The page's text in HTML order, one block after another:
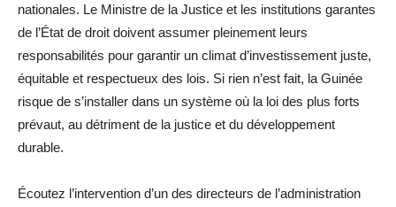
nationales. Le Ministre de la Justice et les institutions garantes
de l’État de droit doivent assumer pleinement leurs
responsabilités pour garantir un climat d’investissement juste,
équitable et respectueux des lois. Si rien n’est fait, la Guinée
risque de s’installer dans un système où la loi des plus forts
prévaut, au détriment de la justice et du développement
durable.
Écoutez l’intervention d’un des directeurs de l’administration